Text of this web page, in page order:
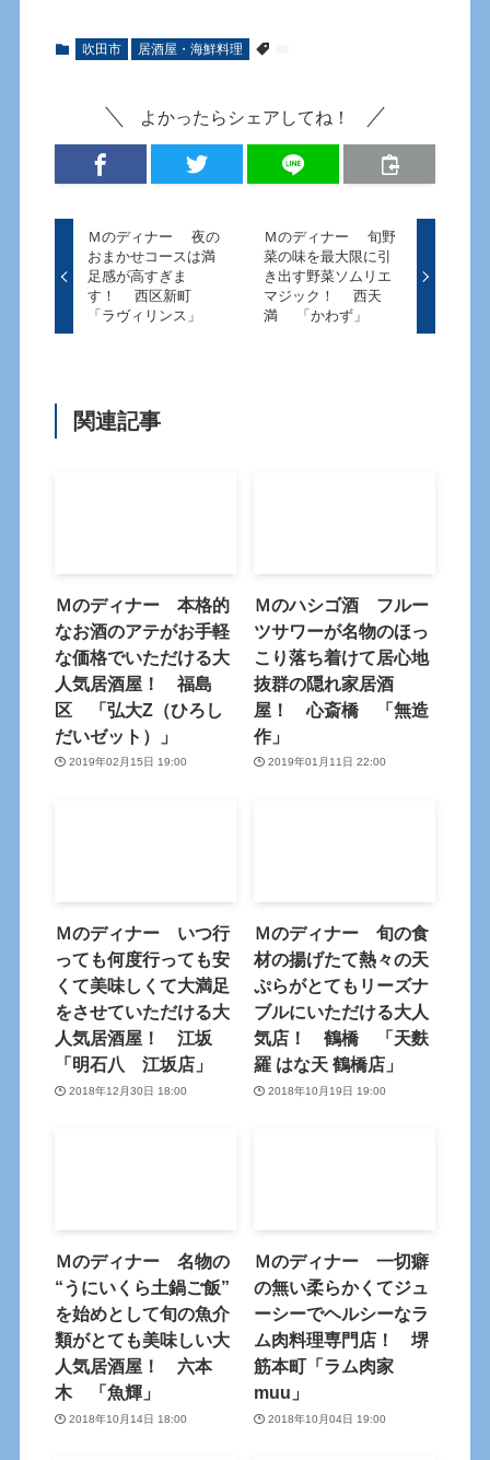
吹田市 居酒屋・海鮮料理
よかったらシェアしてね！
Ｍのディナー 夜の
おまかせコースは満
足感が高すぎま
す！ 西区新町
「ラヴィリンス」
Ｍのディナー 旬野
菜の味を最大限に引
き出す野菜ソムリエ
マジック！ 西天
満 「かわず」
関連記事
Ｍのディナー 本格的
なお酒のアテがお手軽
な価格でいただける大
人気居酒屋！ 福島
区 「弘大Z（ひろし
だいゼット）」
2019年02月15日 19:00
Ｍのハシゴ酒 フルー
ツサワーが名物のほっ
こり落ち着けて居心地
抜群の隠れ家居酒
屋！ 心斎橋 「無造
作」
2019年01月11日 22:00
Ｍのディナー いつ行
っても何度行っても安
くて美味しくて大満足
をさせていただける大
人気居酒屋！ 江坂
「明石八 江坂店」
2018年12月30日 18:00
Ｍのディナー 旬の食
材の揚げたて熱々の天
ぷらがとてもリーズナ
ブルにいただける大人
気店！ 鶴橋 「天麩
羅 はな天 鶴橋店」
2018年10月19日 19:00
Ｍのディナー 名物の
“うにいくら土鍋ご飯”
を始めとして旬の魚介
類がとても美味しい大
人気居酒屋！ 六本
木 「魚輝」
2018年10月14日 18:00
Ｍのディナー 一切癖
の無い柔らかくてジュ
ーシーでヘルシーなラ
ム肉料理専門店！ 堺
筋本町「ラム肉家
muu」
2018年10月04日 19:00